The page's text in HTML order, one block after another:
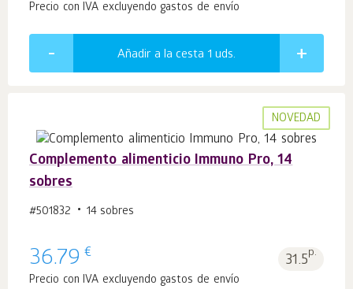
Precio con IVA excluyendo gastos de envío
Añadir a la cesta 1 uds.
NOVEDAD
Complemento alimenticio Immuno Pro, 14
sobres
#501832 14 sobres
36.79 € 31.5p.
Precio con IVA excluyendo gastos de envío